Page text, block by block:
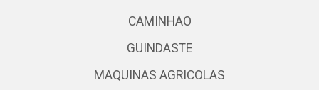
CAMINHAO
GUINDASTE
MAQUINAS AGRICOLAS